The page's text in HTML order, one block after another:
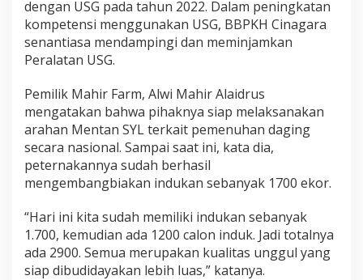
dengan USG pada tahun 2022. Dalam peningkatan
kompetensi menggunakan USG, BBPKH Cinagara
senantiasa mendampingi dan meminjamkan
Peralatan USG.
Pemilik Mahir Farm, Alwi Mahir Alaidrus
mengatakan bahwa pihaknya siap melaksanakan
arahan Mentan SYL terkait pemenuhan daging
secara nasional. Sampai saat ini, kata dia,
peternakannya sudah berhasil
mengembangbiakan indukan sebanyak 1700 ekor.
“Hari ini kita sudah memiliki indukan sebanyak
1.700, kemudian ada 1200 calon induk. Jadi totalnya
ada 2900. Semua merupakan kualitas unggul yang
siap dibudidayakan lebih luas,” katanya.